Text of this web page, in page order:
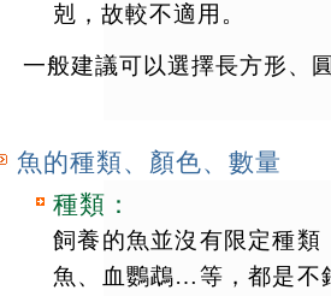
剋，故較不適用。
一般建議可以選擇長方形、
魚的種類、顏色、數量
種類：
飼養的魚並沒有限定種
魚、血鸚鵡…等，都是不